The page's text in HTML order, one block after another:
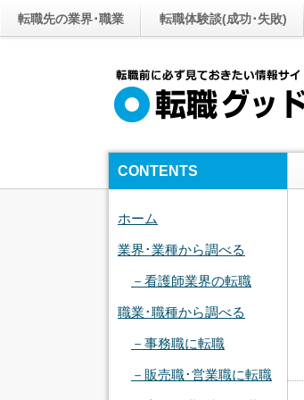
転職先の業界･職業 転職体験談(成功･失敗)
CONTENTS
ホーム
業界･業種から調べる
－看護師業界の転職
職業･職種から調べる
－事務職に転職
－販売職･営業職に転職